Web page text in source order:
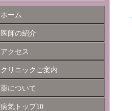
ホーム
医師の紹介
アクセス
クリニックご案内
薬について
病気トップ10